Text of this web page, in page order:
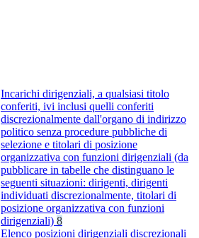
Incarichi dirigenziali, a qualsiasi titolo
conferiti, ivi inclusi quelli conferiti
discrezionalmente dall'organo di indirizzo
politico senza procedure pubbliche di
selezione e titolari di posizione
organizzativa con funzioni dirigenziali (da
pubblicare in tabelle che distinguano le
seguenti situazioni: dirigenti, dirigenti
individuati discrezionalmente, titolari di
posizione organizzativa con funzioni
dirigenziali) 8
Elenco posizioni dirigenziali discrezionali